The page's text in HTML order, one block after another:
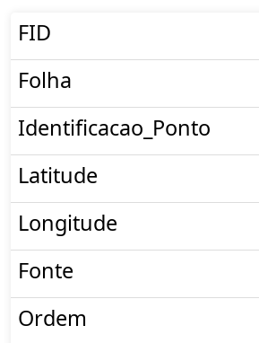
FID
Folha
Identificacao_Ponto
Latitude
Longitude
Fonte
Ordem